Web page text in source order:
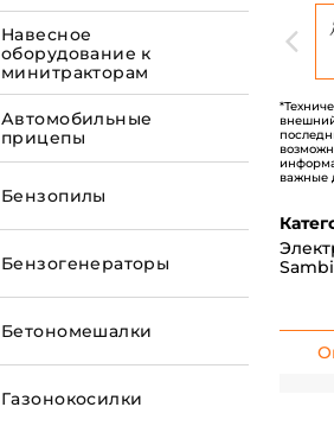
Навесное
оборудование к
минитракторам
Автомобильные
прицепы
Бензопилы
Бензогенераторы
Бетономешалки
Газонокосилки
важные